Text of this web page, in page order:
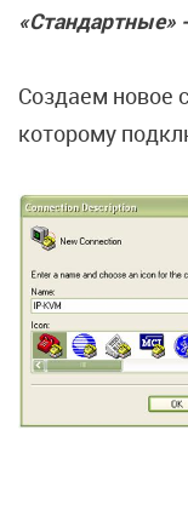
«Стандартные»
Создаем новое
которому